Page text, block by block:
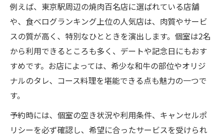
例えば、東京駅周辺の焼肉百名店に選ばれている店舗
や、食べログランキング上位の人気店は、肉質やサービ
スの質が高く、特別なひとときを演出します。個室は2名
から利用できるところも多く、デートや記念日にもおす
すめです。お店によっては、希少な和牛の部位やオリジ
ナルのタレ、コース料理を堪能できる点も魅力の一つで
す。
予約時には、個室の空き状況や利用条件、キャンセルポ
リシーを必ず確認し、希望に合ったサービスを受けられ